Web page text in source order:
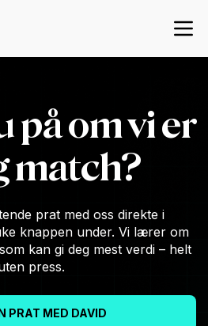
på om vi er
match?
prat med oss direkte i
knappen under. Vi lærer om
kan gi deg mest verdi – helt
press.
PRAT MED DAVID